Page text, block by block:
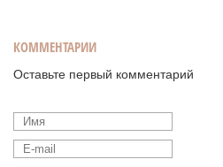
КОММЕНТАРИИ
Оставьте первый комментарий